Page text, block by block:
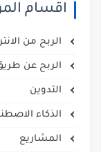
اقسام
الربح من
الربح عن
التدوين
الذكاء
المشاريع